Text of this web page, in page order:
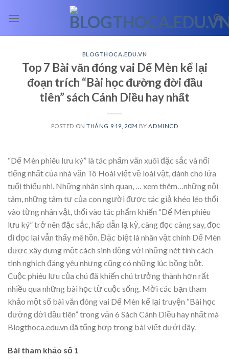
BLOGTHOCA.EDU.VN
Top 7 Bài văn đóng vai Dế Mèn kể lại
đoạn trích “Bài học đường đời đầu
tiên” sách Cánh Diều hay nhất
POSTED ONTHÁNG 9 19, 2024 BY ADMINCD
“Dế Mèn phiêu lưu ký” là tác phẩm văn xuôi đặc sắc và nổi
tiếng nhất của nhà văn Tô Hoài viết về loài vật, dành cho lứa
tuổi thiếu nhi. Những nhân sinh quan,
… xem thêm… những nội
tâm, những tâm tư của con người được tác giả khéo léo thổi
vào từng nhân vật, thổi vào tác phẩm khiến “Dế Mèn phiêu
lưu ký” trở nên đặc sắc, hấp dẫn lạ kỳ, càng đọc càng say, đọc
đi đọc lại vẫn thấy mê hồn. Đặc biệt là nhân vật chính Dế Mèn
được xây dựng một cách sinh động với những nét tính cách
tinh nghịch đáng yêu nhưng cũng có những lúc bồng bột.
Cuộc phiêu lưu của chú đã khiến chú trưởng thành hơn rất
nhiều qua những bài học từ cuộc sống. Mời các bạn tham
khảo một số bài văn đóng vai Dế Mèn kể lại truyện “Bài học
đường đời đầu tiên” trong văn 6 Sách Cánh Diều hay nhất mà
Blogthoca.edu.vn đã tổng hợp trong bài viết dưới đây.
Bài tham khảo số 1